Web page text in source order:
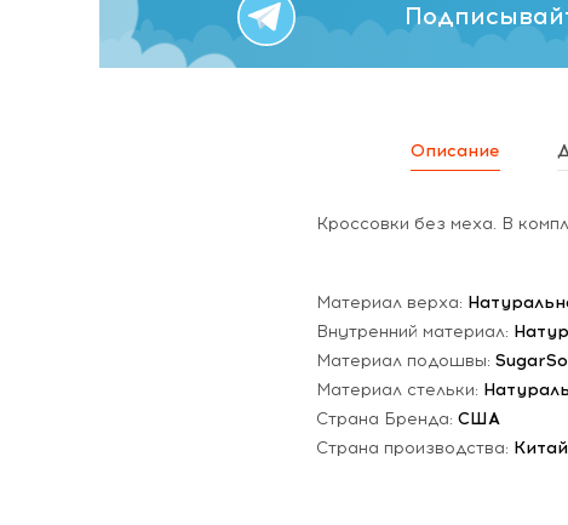
Описание
Кроссовки без меха. В
Материал верха:
Внутренний материал:
Материал подошвы:
Материал стельки:
Страна Бренда: США
Страна производства: Китай